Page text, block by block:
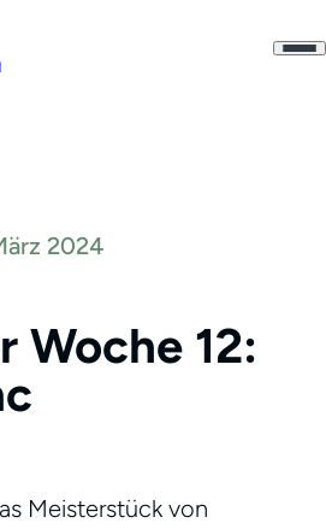
2024
Woche 12:
Meisterstück von